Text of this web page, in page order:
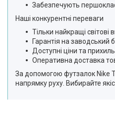
Забезпечують
Наші конкурентні переваги
Тільки найкращі світові
Гарантія на заводський
Доступні ціни та
Оперативна доставка
За допомогою футзалок Nike
напрямку руху. Вибирайте